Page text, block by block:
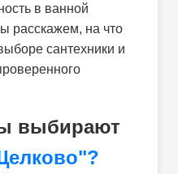
в ванной
расскажем, на что
сантехники и
выбирают